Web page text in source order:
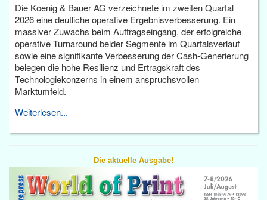
Die Koenig & Bauer AG verzeichnete im zweiten Quartal
2026 eine deutliche operative Ergebnisverbesserung. Ein
massiver Zuwachs beim Auftragseingang, der erfolgreiche
operative Turnaround beider Segmente im Quartalsverlauf
sowie eine signifikante Verbesserung der Cash-Generierung
belegen die hohe Resilienz und Ertragskraft des
Technologiekonzerns in einem anspruchsvollen
Marktumfeld.
Weiterlesen...
Die aktuelle Ausgabe!